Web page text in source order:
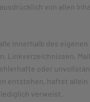
von allen
innerhalb des
Linkverzeichnissen,
oder
entstehen, haftet
verweist.